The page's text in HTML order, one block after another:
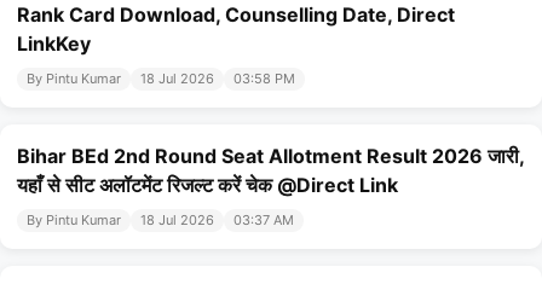
Rank Card Download, Counselling Date, Direct
LinkKey
By Pintu Kumar 18 Jul 2026 03:58 PM
Bihar BEd 2nd Round Seat Allotment Result 2026 जारी,
यहाँ से सीट अलॉटमेंट रिजल्ट करें चेक @Direct Link
By Pintu Kumar 18 Jul 2026 03:37 AM